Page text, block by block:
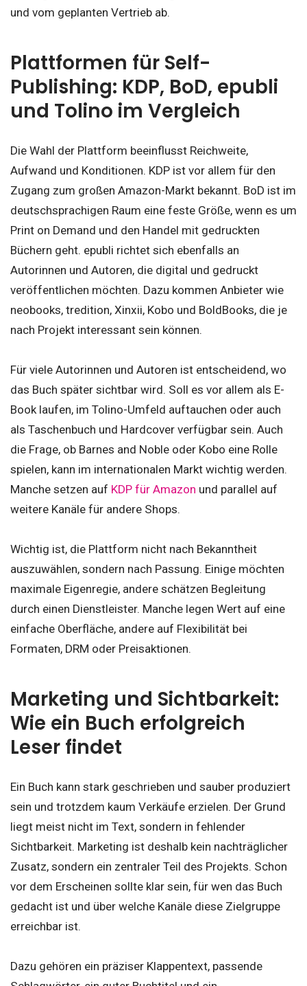
und vom geplanten Vertrieb ab.
Plattformen für Self-
Publishing: KDP, BoD, epubli
und Tolino im Vergleich
Die Wahl der Plattform beeinflusst Reichweite,
Aufwand und Konditionen. KDP ist vor allem für den
Zugang zum großen Amazon-Markt bekannt. BoD ist im
deutschsprachigen Raum eine feste Größe, wenn es um
Print on Demand und den Handel mit gedruckten
Büchern geht. epubli richtet sich ebenfalls an
Autorinnen und Autoren, die digital und gedruckt
veröffentlichen möchten. Dazu kommen Anbieter wie
neobooks, tredition, Xinxii, Kobo und BoldBooks, die je
nach Projekt interessant sein können.
Für viele Autorinnen und Autoren ist entscheidend, wo
das Buch später sichtbar wird. Soll es vor allem als E-
Book laufen, im Tolino-Umfeld auftauchen oder auch
als Taschenbuch und Hardcover verfügbar sein. Auch
die Frage, ob Barnes and Noble oder Kobo eine Rolle
spielen, kann im internationalen Markt wichtig werden.
Manche setzen auf KDP für Amazon und parallel auf
weitere Kanäle für andere Shops.
Wichtig ist, die Plattform nicht nach Bekanntheit
auszuwählen, sondern nach Passung. Einige möchten
maximale Eigenregie, andere schätzen Begleitung
durch einen Dienstleister. Manche legen Wert auf eine
einfache Oberfläche, andere auf Flexibilität bei
Formaten, DRM oder Preisaktionen.
Marketing und Sichtbarkeit:
Wie ein Buch erfolgreich
Leser findet
Ein Buch kann stark geschrieben und sauber produziert
sein und trotzdem kaum Verkäufe erzielen. Der Grund
liegt meist nicht im Text, sondern in fehlender
Sichtbarkeit. Marketing ist deshalb kein nachträglicher
Zusatz, sondern ein zentraler Teil des Projekts. Schon
vor dem Erscheinen sollte klar sein, für wen das Buch
gedacht ist und über welche Kanäle diese Zielgruppe
erreichbar ist.
Dazu gehören ein präziser Klappentext, passende